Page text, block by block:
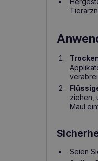
ziehen,
Maul
Seien